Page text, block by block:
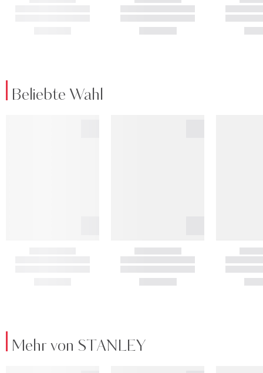
Beliebte Wahl
Mehr von STANLEY